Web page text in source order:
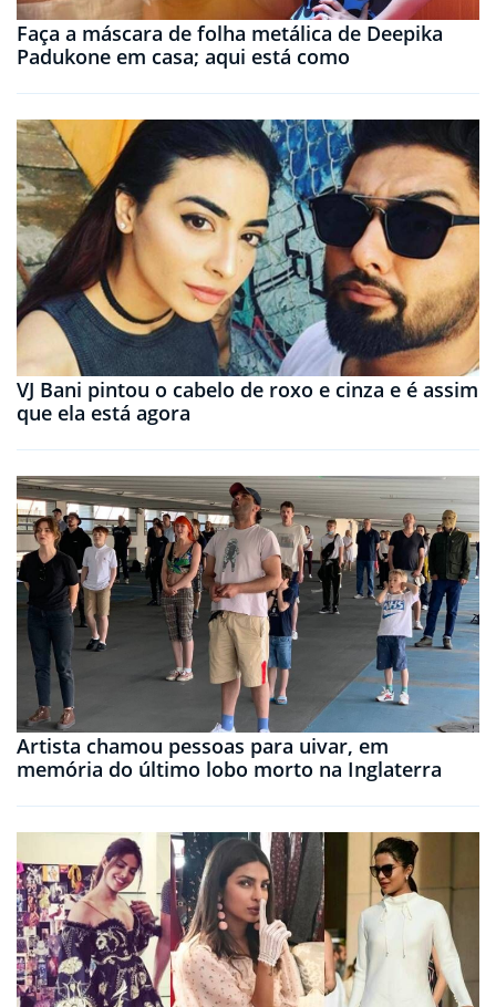
Faça a máscara de folha metálica de Deepika
Padukone em casa; aqui está como
VJ Bani pintou o cabelo de roxo e cinza e é assim
que ela está agora
Artista chamou pessoas para uivar, em
memória do último lobo morto na Inglaterra